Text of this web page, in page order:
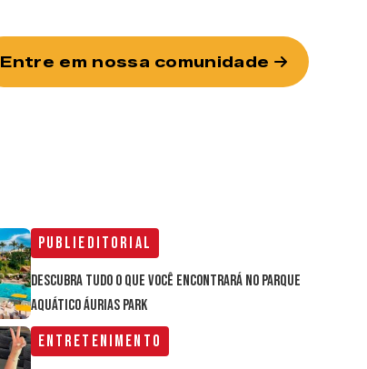
Entre em nossa comunidade
Publieditorial
Descubra tudo o que você encontrará no parque
aquático Áurias Park
Entretenimento